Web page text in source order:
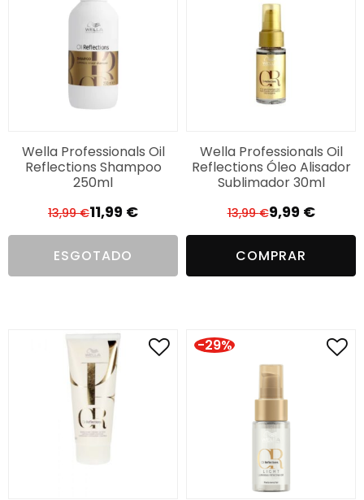
Wella Professionals Oil
Reflections Shampoo
250ml
13,99€O
preço
original
era:
11,99 €
O
preço
atual
é:
ESGOTADO
Wella Professionals Oil
Reflections Óleo Alisador
Sublimador 30ml
13,99€O
preço
original
era:
9,99 €
O
preço
atual
é:
COMPRAR
-29%